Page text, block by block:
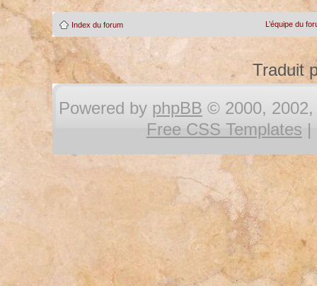
Index du forum L’équipe du
Traduit
Powered by phpBB © 2000, 2002,
Free CSS Templates |